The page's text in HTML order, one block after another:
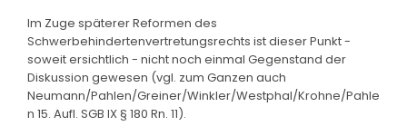
Im Zuge späterer Reformen des
Schwerbehindertenvertretungsrechts ist dieser Punkt -
soweit ersichtlich - nicht noch einmal Gegenstand der
Diskussion gewesen (vgl. zum Ganzen auch
Neumann/Pahlen/Greiner/Winkler/Westphal/Krohne/Pahle
n 15. Aufl. SGB IX § 180 Rn. 11).